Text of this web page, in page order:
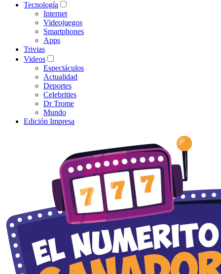
Tecnología
Internet
Videojuegos
Smartphones
Apps
Trivias
Videos
Espectáculos
Actualidad
Deportes
Celebrities
Dr Trome
Mundo
Edición Impresa